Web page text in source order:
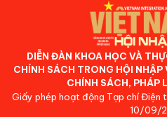
DIỄN ĐÀN KHOA HỌC VÀ
CHÍNH SÁCH TRONG HỘI NHẬP
CHÍNH SÁCH, PHÁP
Giấy phép hoạt động Tạp chí
10/09/